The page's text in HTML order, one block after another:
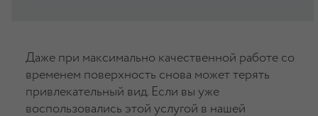
Даже при максимально качественной работе со
временем поверхность снова может терять
привлекательный вид. Если вы уже
воспользовались этой услугой в нашей